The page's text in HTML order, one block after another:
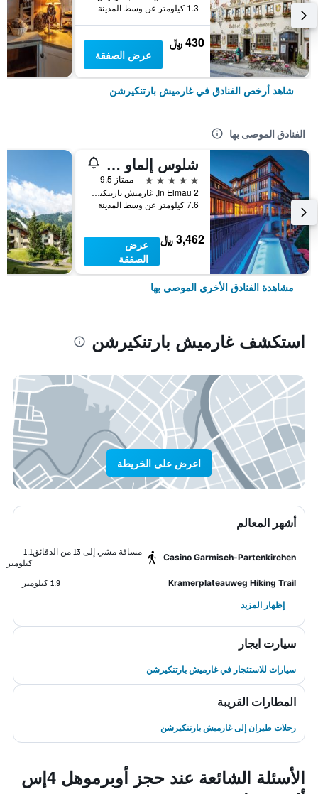
1.3 كيلومتر عن وسط المدينة
430 ﷼
عرض الصفقة
شاهد أرخص الفنادق في غارميش بارتنكيرشن
الفنادق الموصى بها
شلوس إلماو لاكشري سبا ريتريت آند كلتشورال هايداواي
5 نجوم
ممتاز 9.5
In Elmau 2, غارميش بارتنكيرشن, بافاريا, ألمانيا
7.6 كيلومتر عن وسط المدينة
3,462 ﷼
عرض
الصفقة
مشاهدة الفنادق الأخرى الموصى بها
استكشف غارميش بارتنكيرشن
اعرض على الخريطة
أشهر المعالم
Casino Garmisch-Partenkirchen
مسافة مشي إلى 13 من الدقائق
1.1
كيلومتر
Kramerplateauweg Hiking Trail
1.9 كيلومتر
إظهار المزيد
سيارت ايجار
سيارات للاستئجار في غارميش بارتنكيرشن
المطارات القريبة
رحلات طيران إلى غارميش بارتنكيرشن
الأسئلة الشائعة عند حجز أوبرموهل 4إس